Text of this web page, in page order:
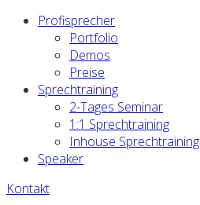
Profisprecher
Portfolio
Demos
Preise
Sprechtraining
2-Tages Seminar
1:1 Sprechtraining
Inhouse Sprechtraining
Speaker
Kontakt